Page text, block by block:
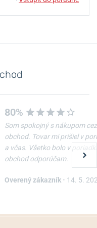
80%
Som spokojný s nákupom cez
obchod. Tovar mi prišiel v
a včas. Všetko bolo v
obchod odporúčam.
Overený zákazník • 14. 5.